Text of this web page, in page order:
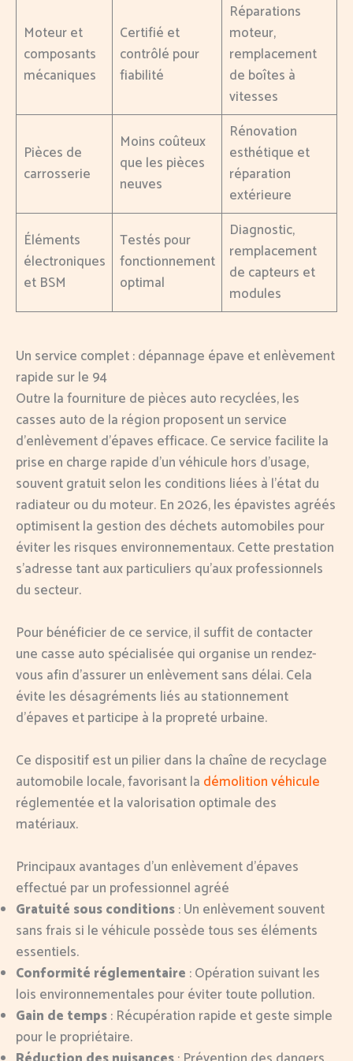
Moteur et
composants
mécaniques
Certifié et
contrôlé pour
fiabilité
Réparations
moteur,
remplacement
de boîtes à
vitesses
Pièces de
carrosserie
Moins coûteux
que les pièces
neuves
Rénovation
esthétique et
réparation
extérieure
Éléments
électroniques
et BSM
Testés pour
fonctionnement
optimal
Diagnostic,
remplacement
de capteurs et
modules
Un service complet : dépannage épave et enlèvement
rapide sur le 94
Outre la fourniture de pièces auto recyclées, les
casses auto de la région proposent un service
d’enlèvement d’épaves efficace. Ce service facilite la
prise en charge rapide d’un véhicule hors d’usage,
souvent gratuit selon les conditions liées à l’état du
radiateur ou du moteur. En 2026, les épavistes agréés
optimisent la gestion des déchets automobiles pour
éviter les risques environnementaux. Cette prestation
s’adresse tant aux particuliers qu’aux professionnels
du secteur.
Pour bénéficier de ce service, il suffit de contacter
une casse auto spécialisée qui organise un rendez-
vous afin d’assurer un enlèvement sans délai. Cela
évite les désagréments liés au stationnement
d’épaves et participe à la propreté urbaine.
Ce dispositif est un pilier dans la chaîne de recyclage
automobile locale, favorisant la démolition véhicule
réglementée et la valorisation optimale des
matériaux.
Principaux avantages d’un enlèvement d’épaves
effectué par un professionnel agréé
Gratuité sous conditions: Un enlèvement souvent
sans frais si le véhicule possède tous ses éléments
essentiels.
Conformité réglementaire : Opération suivant les
lois environnementales pour éviter toute pollution.
Gain de temps: Récupération rapide et geste simple
pour le propriétaire.